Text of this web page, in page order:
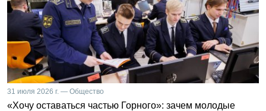
31 июля 2026 г. — Общество
«Хочу оставаться частью Горного»: зачем молодые